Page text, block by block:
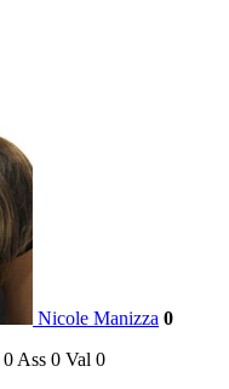
Nicole Manizza 0
0 Ass 0 Val 0